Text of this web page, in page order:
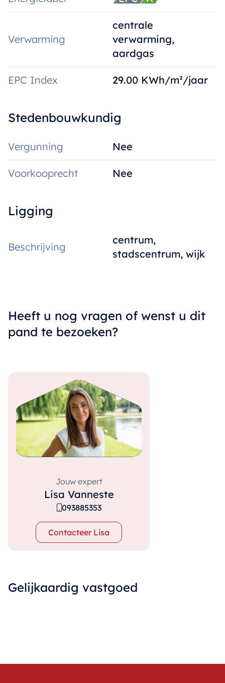
Verwarming
centrale
verwarming,
aardgas
EPC Index 29.00 KWh/m²/jaar
Stedenbouwkundig
Vergunning Nee
Voorkooprecht Nee
Ligging
Beschrijving
centrum,
stadscentrum, wijk
Heeft u nog vragen of wenst u dit
pand te bezoeken?
Jouw expert
Lisa Vanneste
093885353
Contacteer Lisa
Gelijkaardig vastgoed